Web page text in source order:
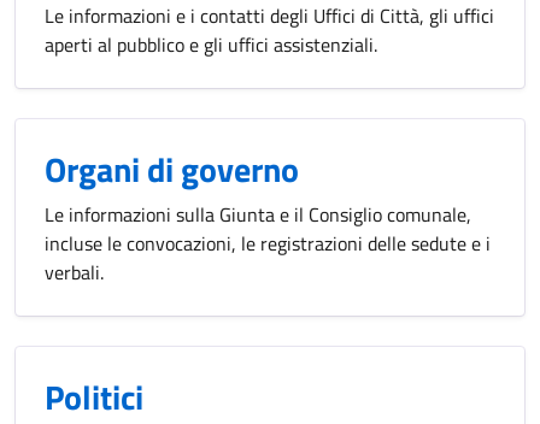
Le informazioni e i contatti degli Uffici di Città, gli uffici
aperti al pubblico e gli uffici assistenziali.
Organi di governo
Le informazioni sulla Giunta e il Consiglio comunale,
incluse le convocazioni, le registrazioni delle sedute e i
verbali.
Politici